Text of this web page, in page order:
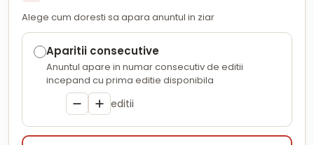
Alege cum doresti sa apara anuntul in ziar
Aparitii consecutive
Anuntul apare in numar consecutiv de editii
incepand cu prima editie disponibila
editii